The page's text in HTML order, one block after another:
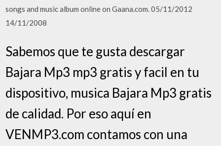
songs and music album online on Gaana.com. 05/11/2012
14/11/2008
Sabemos que te gusta descargar
Bajara Mp3 mp3 gratis y facil en tu
dispositivo, musica Bajara Mp3 gratis
de calidad. Por eso aquí en
VENMP3.com contamos con una